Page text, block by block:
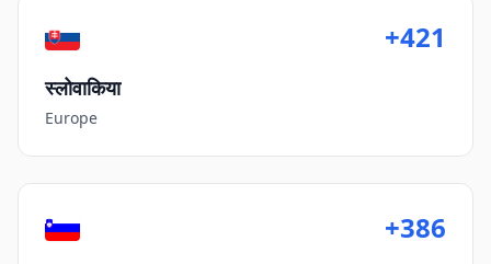
+421
स्लोवाकिया
Europe
+386